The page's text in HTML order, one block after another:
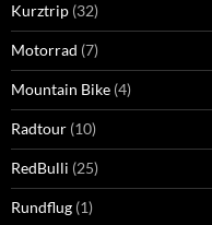
Kurztrip (32)
Motorrad (7)
Mountain Bike (4)
Radtour (10)
RedBulli (25)
Rundflug (1)